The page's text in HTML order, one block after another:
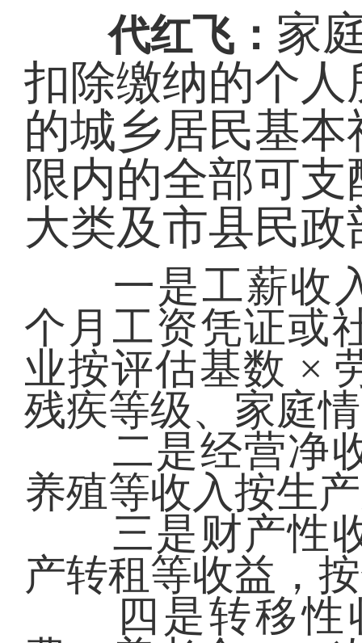
代红飞： 家
扣除缴纳的个
的城乡居民基
限内的全部可
大类及市县民
一是工薪收入
个月工资凭证或
业按评估基数 ×
残疾等级、家庭
二是经营净收
养殖等收入按生
三是财产性收
产转租等收益，
四是转移性